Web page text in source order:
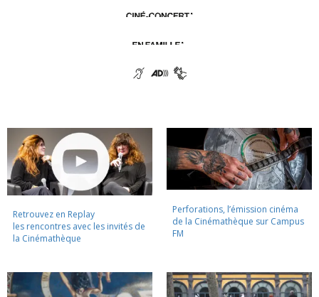
Retrouvez en Replay
les rencontres avec les invités de
la Cinémathèque
Perforations, l’émission cinéma
de la Cinémathèque sur Campus
FM